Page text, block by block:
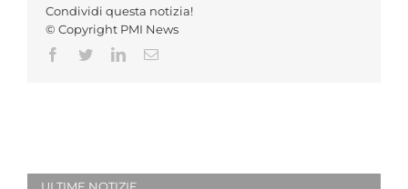
Condividi questa notizia!
© Copyright PMI News
Facebook
TwitterLinkedInEmail